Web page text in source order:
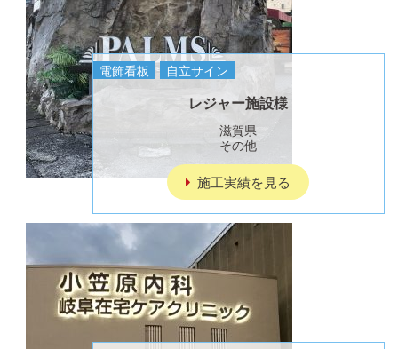
電飾看板 自立サイン
レジャー施設様
滋賀県
その他
施工実績を見る